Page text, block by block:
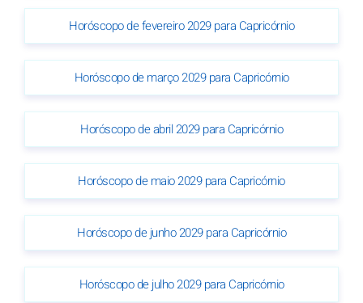
Horóscopo de fevereiro 2029 para Capricórnio
Horóscopo de março 2029 para Capricórnio
Horóscopo de abril 2029 para Capricórnio
Horóscopo de maio 2029 para Capricórnio
Horóscopo de junho 2029 para Capricórnio
Horóscopo de julho 2029 para Capricórnio